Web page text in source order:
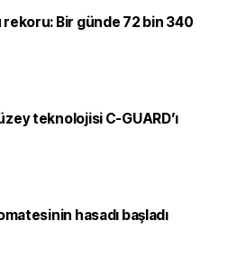
Bir günde 72 bin 340
teknolojisi C-GUARD’ı
hasadı başladı